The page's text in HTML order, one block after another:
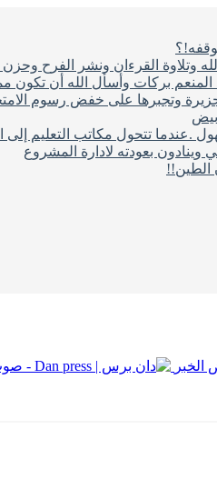
وتلاوة القرءان ونشر الفرح
بركات وأسأل الله أن تكون
وتجبرها على خفض رسوم
.عندما تتحول مكاتب التعليم
بعودته لادارة المشروع
الطين!!